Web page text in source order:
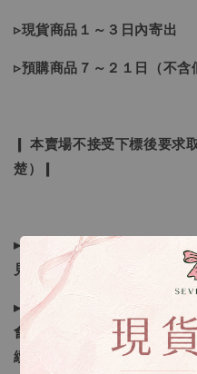
▹現貨商品１～３日內寄出
▹預購商品７～２１日（不含
❙ 本賣場不接受下標後要求
楚）❙
▸所有商品皆以日本、韓國
見諒
▸因日本商品貨況和價格是
會視情況等待下單，若您想
續喔